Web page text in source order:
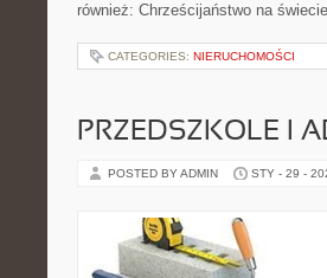
również: Chrześcijaństwo na
CATEGORIES: NIERUCHOMOŚCI
PRZEDSZKOLE I
POSTED BY ADMIN STY - 29 -